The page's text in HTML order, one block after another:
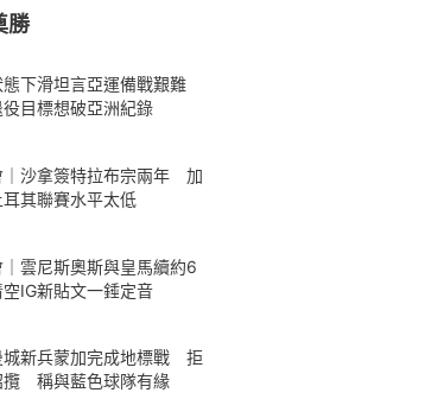
勝
態下滑坦言亞運備戰艱難
目標想破亞洲紀錄
｜沙拿簽特拉布宗兩年 加
其聯賽水平太低
｜雲尼斯奧斯與皇馬續約6
IG新貼文一錘定音
城新兵蒙加完成地標戰 拒
攬 稱與藍色球隊有緣